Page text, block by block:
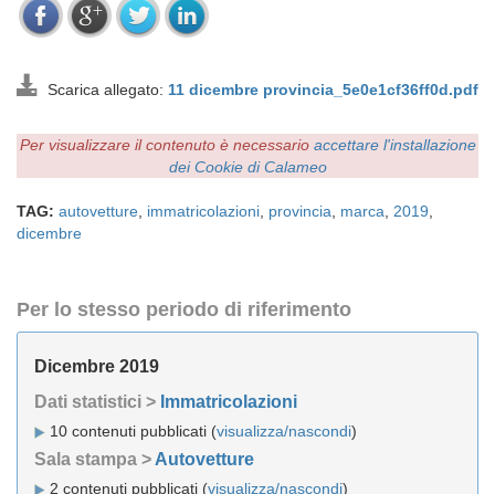
Scarica allegato: 11 dicembre provincia_5e0e1cf36ff0d.pdf
Per visualizzare il contenuto è necessario accettare l'installazione
dei Cookie di Calameo
TAG: autovetture immatricolazioni provincia marca 2019
dicembre
Per lo stesso periodo di riferimento
Dicembre 2019
Dati statistici > Immatricolazioni
10 contenuti pubblicati (visualizza/nascondi)
Sala stampa > Autovetture
2 contenuti pubblicati (visualizza/nascondi)